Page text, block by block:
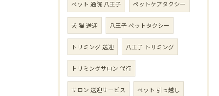
ペット 通院 八王子 ペットケアタクシー
犬 猫 送迎 八王子 ペットタクシー
トリミング 送迎 八王子 トリミング
トリミングサロン 代行
サロン 送迎サービス ペット 引っ越し